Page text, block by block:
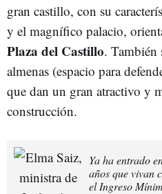
gran castillo, con su
y el magnífico palacio,
Plaza del Castillo. También
almenas (espacio para
que dan un gran atractivo y
construcción.
Ya ha entrado
años que vivan
el Ingreso